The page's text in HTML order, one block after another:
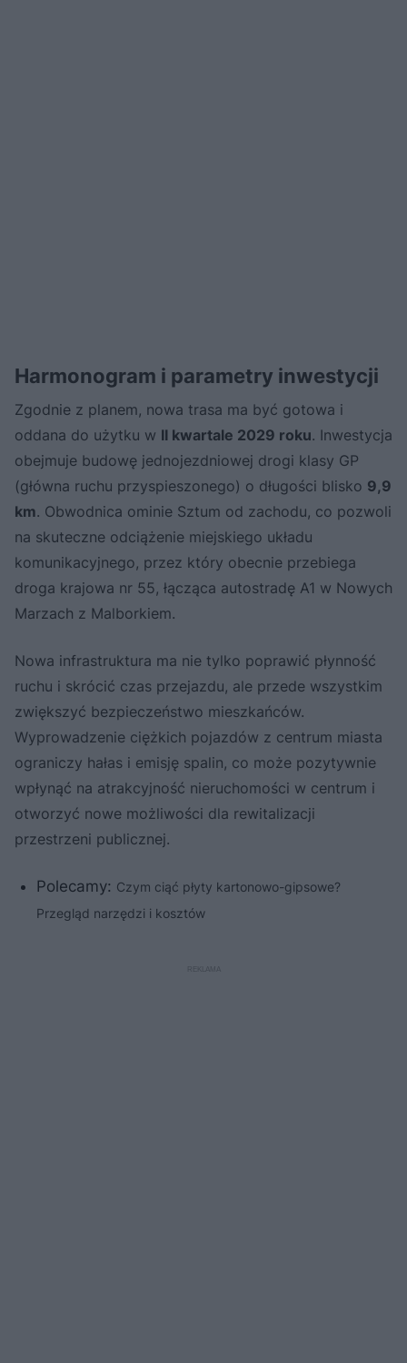
Harmonogram i parametry inwestycji
Zgodnie z planem, nowa trasa ma być gotowa i
oddana do użytku w II kwartale 2029 roku. Inwestycja
obejmuje budowę jednojezdniowej drogi klasy GP
(główna ruchu przyspieszonego) o długości blisko 9,9
km. Obwodnica ominie Sztum od zachodu, co pozwoli
na skuteczne odciążenie miejskiego układu
komunikacyjnego, przez który obecnie przebiega
droga krajowa nr 55, łącząca autostradę A1 w Nowych
Marzach z Malborkiem.
Nowa infrastruktura ma nie tylko poprawić płynność
ruchu i skrócić czas przejazdu, ale przede wszystkim
zwiększyć bezpieczeństwo mieszkańców.
Wyprowadzenie ciężkich pojazdów z centrum miasta
ograniczy hałas i emisję spalin, co może pozytywnie
wpłynąć na atrakcyjność nieruchomości w centrum i
otworzyć nowe możliwości dla rewitalizacji
przestrzeni publicznej.
Polecamy: Czym ciąć płyty kartonowo-gipsowe?
Przegląd narzędzi i kosztów